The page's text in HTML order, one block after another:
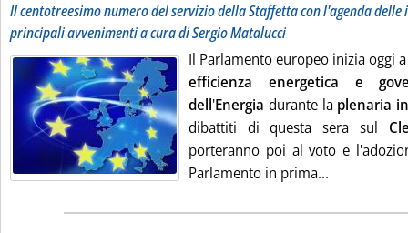
Il centotreesimo numero del servizio della Staffetta con l'agenda delle
principali avvenimenti a cura di Sergio Matalucci
Il Parlamento europeo inizia oggi
efficienza energetica e
dell'Energia durante la plenaria
dibattiti di questa sera sul
porteranno poi al voto e
Parlamento in prima...